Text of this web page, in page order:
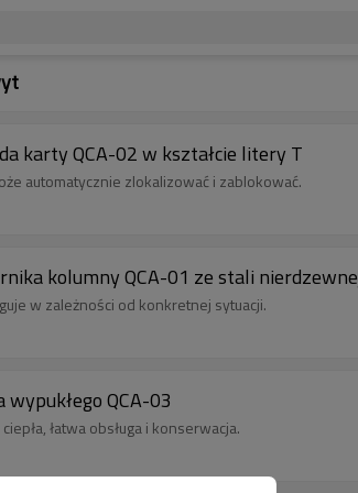
karty QCA-02 w kształcie litery T
automatycznie zlokalizować i zablokować.
kolumny QCA-01 ze stali
w zależności od konkretnej sytuacji.
QCA-03
łatwa obsługa i konserwacja.